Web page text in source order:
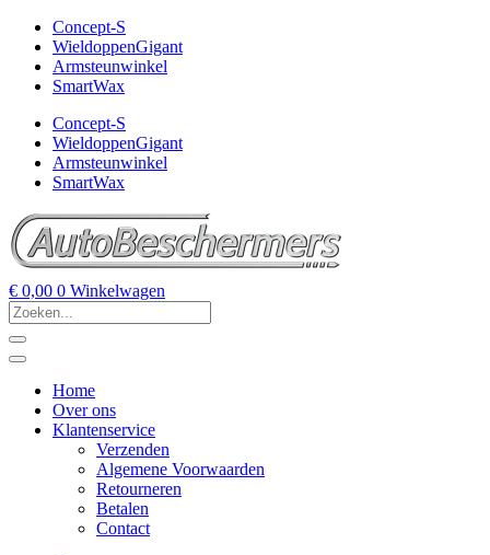
Concept-S
WieldoppenGigant
Armsteunwinkel
SmartWax
Concept-S
WieldoppenGigant
Armsteunwinkel
SmartWax
€ 0,00 0 Winkelwagen
Home
Over ons
Klantenservice
Verzenden
Algemene Voorwaarden
Retourneren
Betalen
Contact